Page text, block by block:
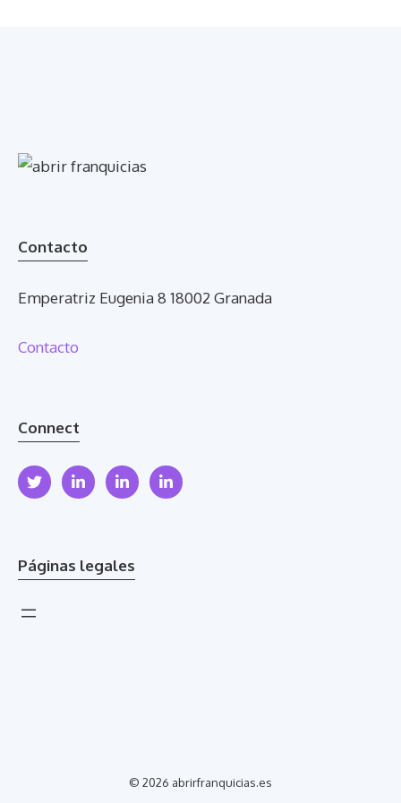
Contacto
Emperatriz Eugenia 8 18002 Granada
Contacto
Connect
Páginas legales
© 2026 abrirfranquicias.es